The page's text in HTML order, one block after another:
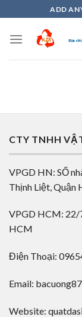
to
content
ADD
CTY TNHH
VPGD HN: SỐ
Thịnh Liệt, Quận
VPGD HCM: 22/7
HCM
Điện Thoại:
Email:
Website: